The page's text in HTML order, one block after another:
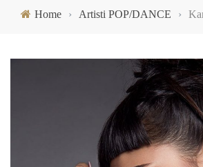
Home › Artisti POP/DANCE ›